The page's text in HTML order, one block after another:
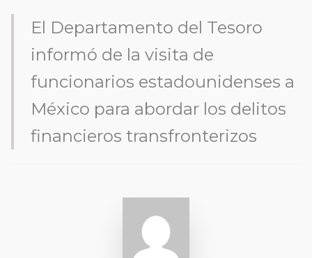
El Departamento del Tesoro
informó de la visita de
funcionarios estadounidenses a
México para abordar los delitos
financieros transfronterizos